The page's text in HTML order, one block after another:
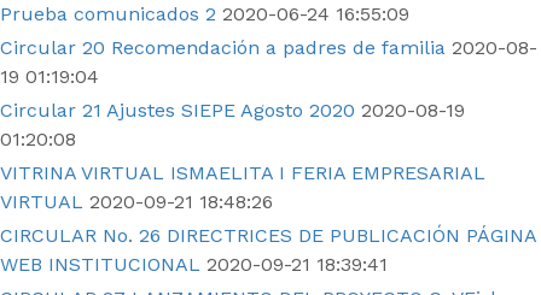
Prueba comunicados 2 2020-06-24 16:55:09
Circular 20 Recomendación a padres de familia 2020-08-
19 01:19:04
Circular 21 Ajustes SIEPE Agosto 2020 2020-08-19
01:20:08
VITRINA VIRTUAL ISMAELITA I FERIA EMPRESARIAL
VIRTUAL 2020-09-21 18:48:26
CIRCULAR No. 26 DIRECTRICES DE PUBLICACIÓN PÁGINA
WEB INSTITUCIONAL 2020-09-21 18:39:41